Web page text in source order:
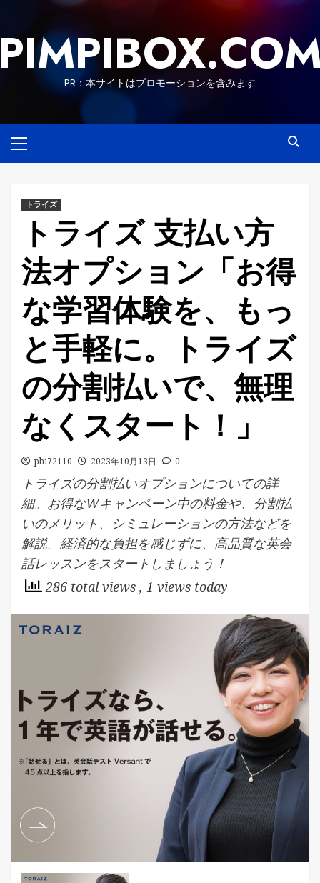
content
PR：本サイトはプロモーションを含みます
Menu
トライズ
トライズ 支払い方
法オプション「お得
な学習体験を、もっ
と手軽に。トライズ
の分割払いで、無理
なくスタート！」
phi72110 2023年10月13日 0
トライズの分割払いオプションについての詳
細。お得なWキャンペーン中の料金や、分割払
いのメリット、シミュレーションの方法などを
解説。経済的な負担を感じずに、高品質な英会
話レッスンをスタートしましょう！
286 total views , 1 views today